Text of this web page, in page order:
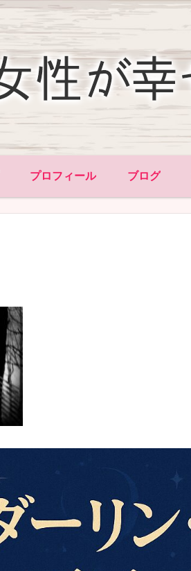
プロフィール ブログ